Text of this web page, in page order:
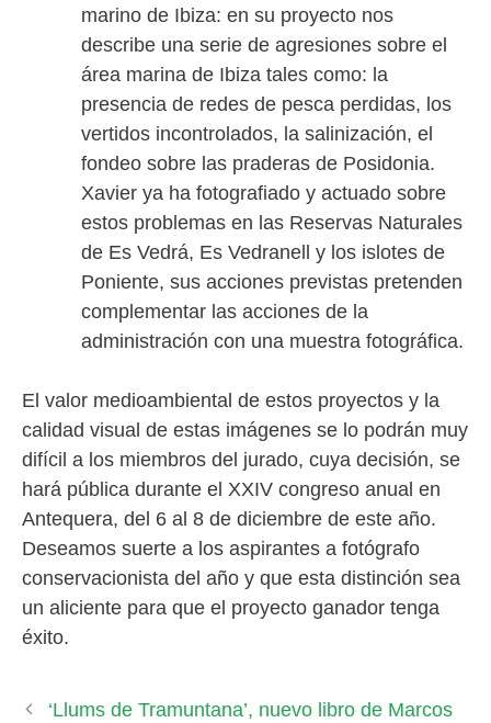
marino de Ibiza: en su proyecto nos
describe una serie de agresiones sobre el
área marina de Ibiza tales como: la
presencia de redes de pesca perdidas, los
vertidos incontrolados, la salinización, el
fondeo sobre las praderas de Posidonia.
Xavier ya ha fotografiado y actuado sobre
estos problemas en las Reservas Naturales
de Es Vedrá, Es Vedranell y los islotes de
Poniente, sus acciones previstas pretenden
complementar las acciones de la
administración con una muestra fotográfica.
El valor medioambiental de estos proyectos y la
calidad visual de estas imágenes se lo podrán muy
difícil a los miembros del jurado, cuya decisión, se
hará pública durante el XXIV congreso anual en
Antequera, del 6 al 8 de diciembre de este año.
Deseamos suerte a los aspirantes a fotógrafo
conservacionista del año y que esta distinción sea
un aliciente para que el proyecto ganador tenga
éxito.
‘Llums de Tramuntana’, nuevo libro de Marcos